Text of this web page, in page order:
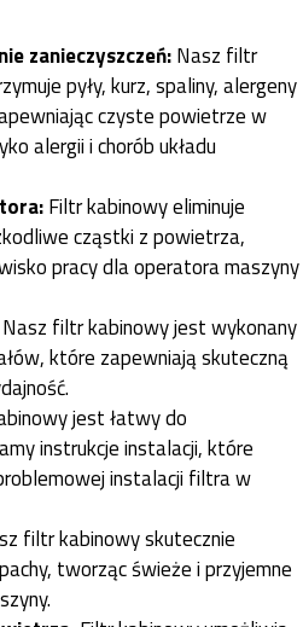
zanieczyszczeń:Nasz filtr
pyły, kurz, spaliny, alergeny
czyste powietrze w
alergii i chorób układu
Filtr kabinowy eliminuje
cząstki z powietrza,
pracy dla operatora maszyny
Nasz filtr kabinowy jest wykonany
które zapewniają skuteczną
jest łatwy do
instrukcje instalacji, które
instalacji filtra w
filtr kabinowy skutecznie
tworząc świeże i przyjemne